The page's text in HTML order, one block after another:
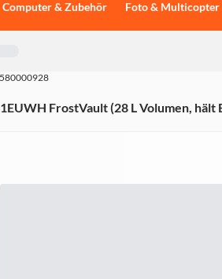
Computer & Zubehör Foto & Multicopter
FrostVault (28 L Volumen, hält